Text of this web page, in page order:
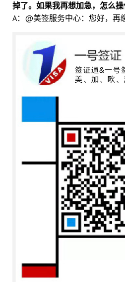
掉了。如果我再想加急，怎么操
A：@美签服务中心：您好，再